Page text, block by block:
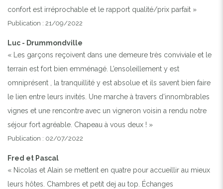
confort est irréprochable et le rapport qualité/prix parfait »
Publication : 21/09/2022
Luc - Drummondville
« Les garçons reçoivent dans une demeure très conviviale et le
terrain est fort bien emménagé. L’ensoleillement y est
omniprésent , la tranquillité y est absolue et ils savent bien faire
le lien entre leurs invités. Une marche à travers d’innombrables
vignes et une rencontre avec un vigneron voisin a rendu notre
séjour fort agréable. Chapeau à vous deux ! »
Publication : 02/07/2022
Fred et Pascal
« Nicolas et Alain se mettent en quatre pour accueillir au mieux
leurs hôtes. Chambres et petit dej au top. Échanges